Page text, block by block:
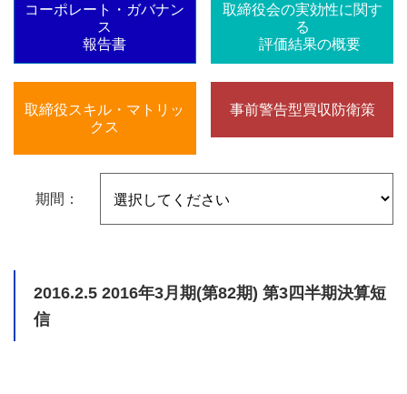
コーポレート・ガバナン
ス
報告書
取締役会の実効性に関す
る
評価結果の概要
取締役スキル・マトリッ
クス
事前警告型買収防衛策
期間：
2016.2.5 2016年3月期(第82期) 第3四半期決算短
信